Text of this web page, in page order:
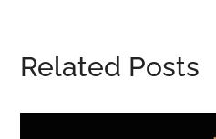
Related Posts